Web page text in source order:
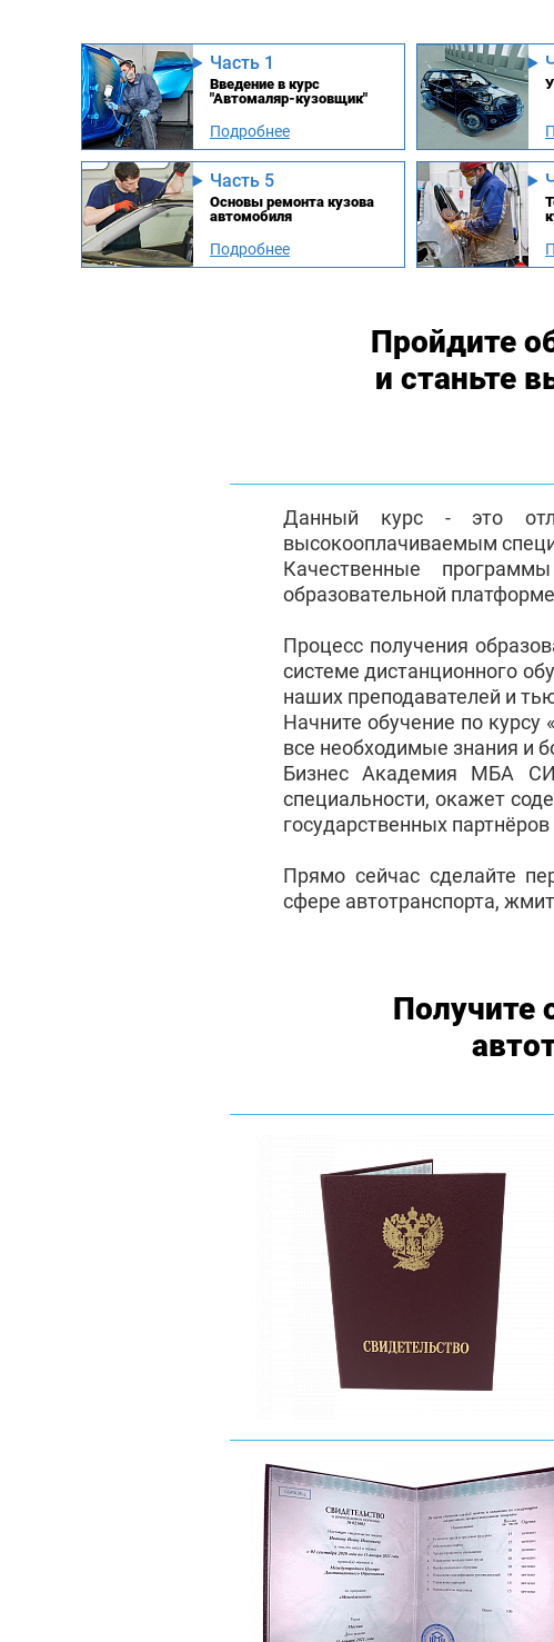
Часть 1
Введение в курс
"Автомаляр-кузовщик"
Подробнее
Часть 5
Основы ремонта кузова
автомобиля
Подробнее
Пройдите
и станьте
Данный курс - это
высокооплачиваемым
Качественные
образовательной
Процесс получения
системе дистанционного
наших преподавателей и
Начните обучение по
все необходимые знания и
Бизнес Академия МБА
специальности, окажет
государственных
Прямо сейчас сделайте
сфере автотранспорта,
Получите